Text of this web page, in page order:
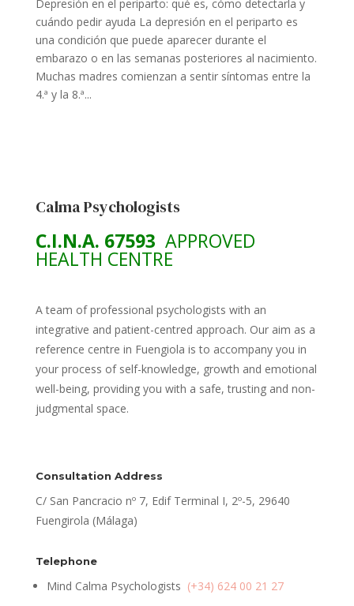
Depresión en el periparto: qué es, cómo detectarla y
cuándo pedir ayuda La depresión en el periparto es
una condición que puede aparecer durante el
embarazo o en las semanas posteriores al nacimiento.
Muchas madres comienzan a sentir síntomas entre la
4.ª y la 8.ª...
Calma Psychologists
C.I.N.A. 67593 APPROVED
HEALTH CENTRE
A team of professional psychologists with an
integrative and patient-centred approach. Our aim as a
reference centre in Fuengiola is to accompany you in
your process of self-knowledge, growth and emotional
well-being, providing you with a safe, trusting and non-
judgmental space.
Consultation Address
C/ San Pancracio nº 7, Edif Terminal I, 2º-5, 29640
Fuengirola (Málaga)
Telephone
Mind Calma Psychologists (+34) 624 00 21 27